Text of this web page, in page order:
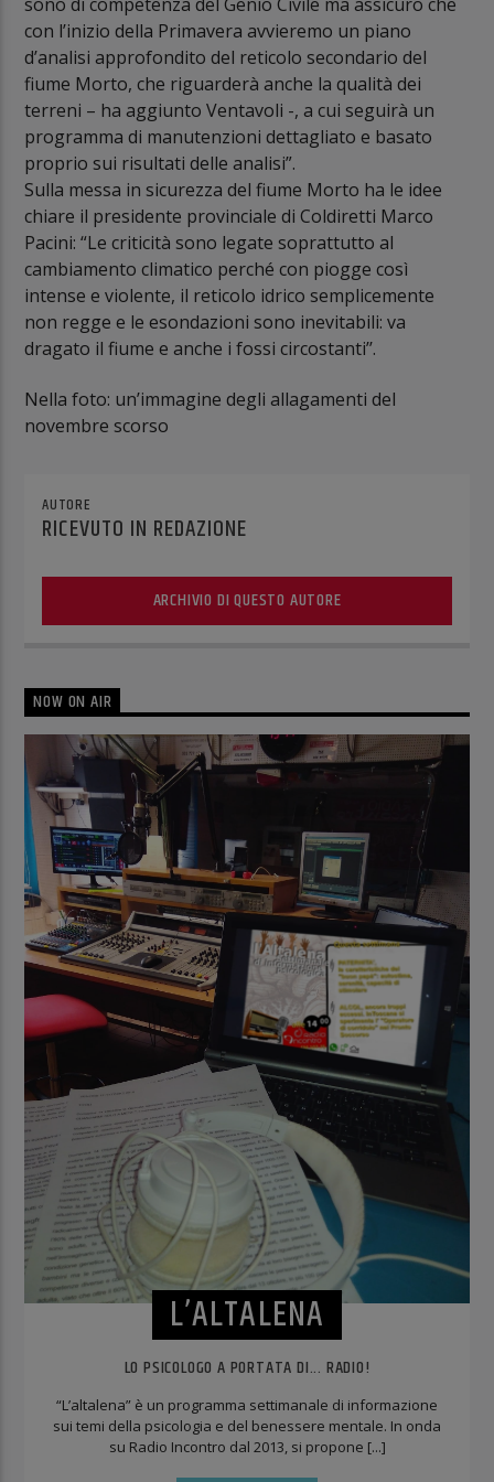
con l’inizio della Primavera avvieremo un piano
d’analisi approfondito del reticolo secondario del
fiume Morto, che riguarderà anche la qualità dei
terreni – ha aggiunto Ventavoli -, a cui seguirà un
programma di manutenzioni dettagliato e basato
proprio sui risultati delle analisi”.
Sulla messa in sicurezza del fiume Morto ha le idee
chiare il presidente provinciale di Coldiretti Marco
Pacini: “Le criticità sono legate soprattutto al
cambiamento climatico perché con piogge così
intense e violente, il reticolo idrico semplicemente
non regge e le esondazioni sono inevitabili: va
dragato il fiume e anche i fossi circostanti’’.
Nella foto: un’immagine degli allagamenti del
novembre scorso
AUTORE
RICEVUTO IN REDAZIONE
ARCHIVIO DI QUESTO AUTORE
NOW ON AIR
L’ALTALENA
LO PSICOLOGO A PORTATA DI... RADIO!
“L’altalena” è un programma settimanale di informazione
sui temi della psicologia e del benessere mentale. In onda
su Radio Incontro dal 2013, si propone [...]